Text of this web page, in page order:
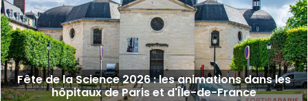
Fête de la Science 2026 : les animations dans les
hôpitaux de Paris et d'Île-de-France